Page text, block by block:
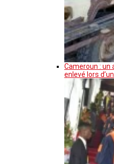
Cameroun :
enlevé lors